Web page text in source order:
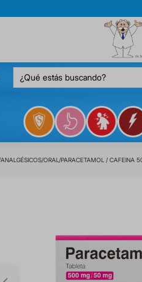
¿Qué estás buscando?
ANALGÉSICOS ORAL PARACETAMOL / CAFEINA